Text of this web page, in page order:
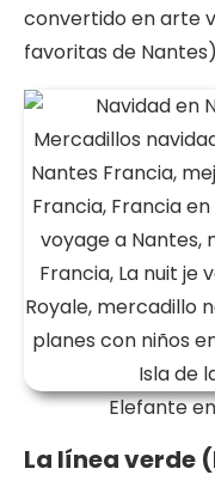
convertido en arte
favoritas de
Elefante
La línea verde